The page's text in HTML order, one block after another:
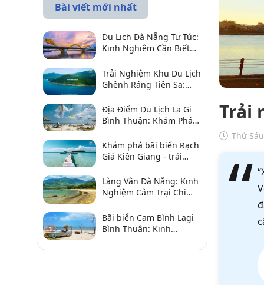
Trải
Thứ
Bài viết mới nhất
Du Lịch Đà Nẵng Tự Túc:
Kinh Nghiệm Cần Biết
Vời
Trải Nghiệm Khu Du Lịch
Ghềnh Ráng Tiên Sa:
Qua
Địa Điểm Du Lịch La Gi
Bình Thuận: Khám Phá 6
2026
Khám phá bãi biển Rạch
Giá Kiên Giang - trải
Làng Vân Đà Nẵng: Kinh
Nghiệm Cắm Trại Chi
Bãi biển Cam Bình Lagi
Bình Thuận: Kinh
sản, điểm gần